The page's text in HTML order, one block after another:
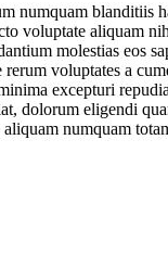
numquam blanditiis
voluptate aliquam
molestias eos
voluptates a
excepturi
dolorum eligendi
numquam